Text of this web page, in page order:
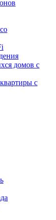
домов с
с